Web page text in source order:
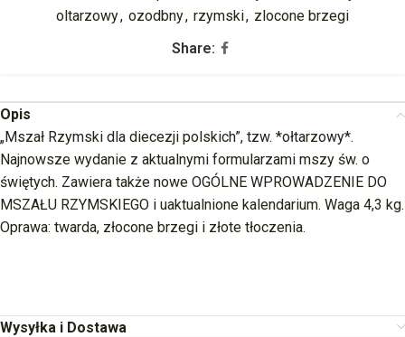
oltarzowy, ozodbny, rzymski, zlocone brzegi
Share:
Opis
„Mszał Rzymski dla diecezji polskich”, tzw. *ołtarzowy*.
Najnowsze wydanie z aktualnymi formularzami mszy św. o
świętych. Zawiera także nowe OGÓLNE WPROWADZENIE DO
MSZAŁU RZYMSKIEGO i uaktualnione kalendarium. Waga 4,3 kg.
Oprawa: twarda, złocone brzegi i złote tłoczenia.
Wysyłka i Dostawa